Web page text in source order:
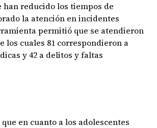
han reducido los tiempos de
la atención en incidentes
permitió que se atendieron
los cuales 81 correspondieron a
y 42 a delitos y faltas
en cuanto a los adolescentes